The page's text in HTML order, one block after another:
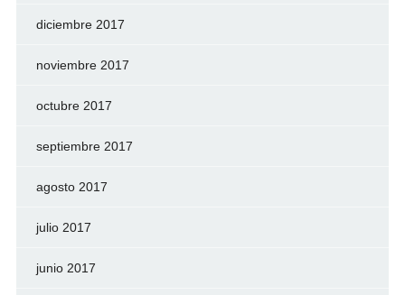
diciembre 2017
noviembre 2017
octubre 2017
septiembre 2017
agosto 2017
julio 2017
junio 2017